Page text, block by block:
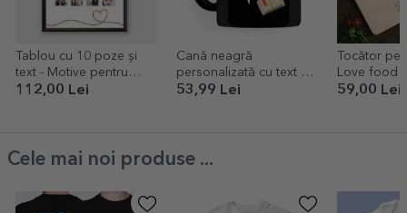
Tablou cu 10 poze și
text - Motive pentru
care te iubesc
112,00 Lei
Cană neagră
personalizată cu text și
numele tău - One more
53,99 Lei
Tocător
Love food
59,00 Lei
Cele mai noi produse ...